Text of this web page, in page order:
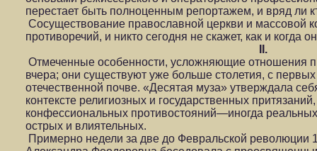
перестает быть полноценным репортажем, и вряд ли
Сосуществование православной церкви и массовой
противоречий, и никто сегодня не скажет, как и когда
II.
Отмеченные особенности, усложняющие отношения
вчера; они существуют уже больше столетия, с
отечественной почве. «Десятая муза» утверждала
контексте религиозных и государственных
конфессиональных противостояний—иногда
острых и влиятельных.
Примерно недели за две до Февральской революции